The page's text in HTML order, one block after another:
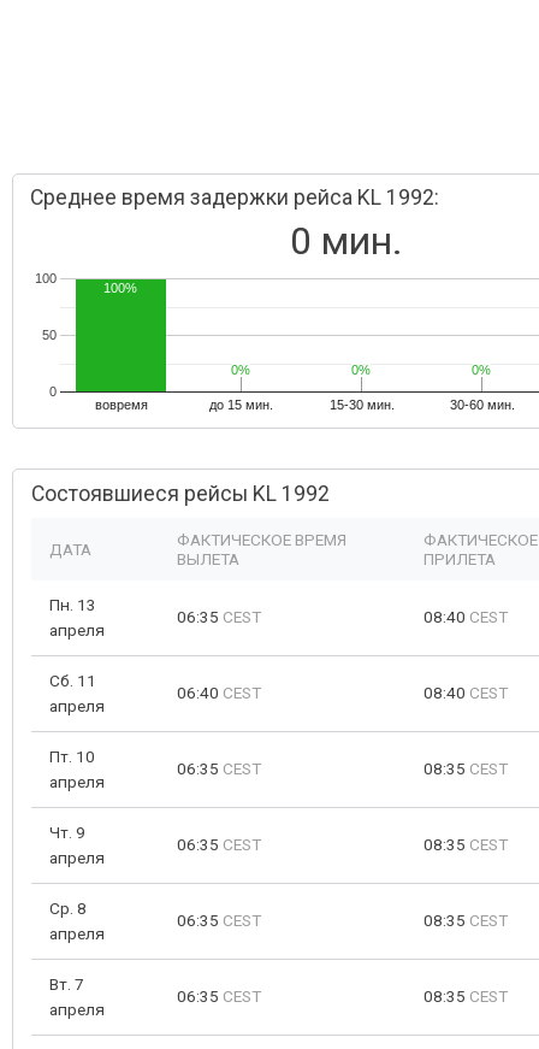
Среднее время задержки рейса KL 1992:
0 мин.
вовремя до 15 мин. 15-30 мин. 30-60 мин.
0
50
100
100%
0%
0% 0%
0% 0%
0%
Состоявшиеся рейсы KL 1992
ДАТА
ФАКТИЧЕСКОЕ ВРЕМЯ
ВЫЛЕТА
ПРИЛЕТА
Пн. 13
апреля
06:35 CEST 08:40 CEST
Сб. 11
апреля
06:40 CEST 08:40 CEST
Пт. 10
апреля
06:35 CEST 08:35 CEST
Чт. 9
апреля
06:35 CEST 08:35 CEST
Ср. 8
апреля
06:35 CEST 08:35 CEST
Вт. 7
апреля
06:35 CEST 08:35 CEST